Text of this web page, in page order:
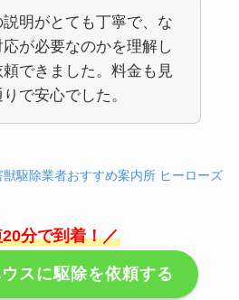
明がとても丁寧で、な
が必要なのかを理解し
できました。料金も見
で安心でした。
獣駆除業者おすすめ案内所 ヒーローズ
分で到着！／
スに駆除を依頼する